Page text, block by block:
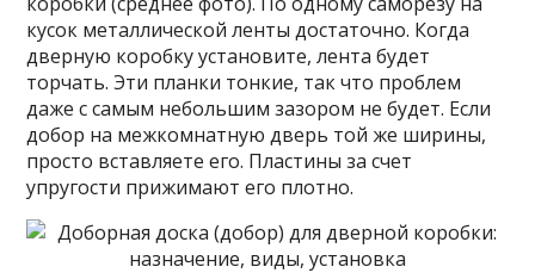
кусок металлической ленты достаточно. Когда
дверную коробку установите, лента будет
торчать. Эти планки тонкие, так что проблем
даже с самым небольшим зазором не будет. Если
добор на межкомнатную дверь той же ширины,
просто вставляете его. Пластины за счет
упругости прижимают его плотно.